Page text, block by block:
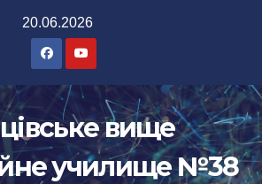
20.06.2026
вище
училище №38